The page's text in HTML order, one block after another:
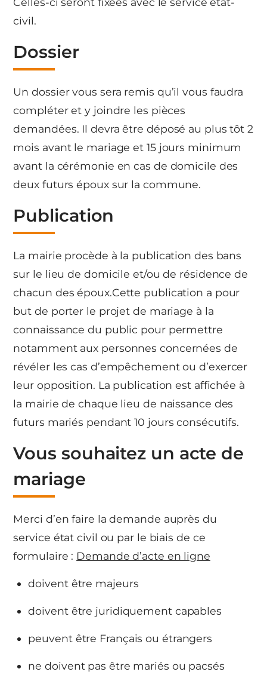
civil.
Dossier
Un dossier vous sera remis qu’il vous faudra
compléter et y joindre les pièces
demandées. Il devra être déposé au plus tôt 2
mois avant le mariage et 15 jours minimum
avant la cérémonie en cas de domicile des
deux futurs époux sur la commune.
Publication
La mairie procède à la publication des bans
sur le lieu de domicile et/ou de résidence de
chacun des époux.Cette publication a pour
but de porter le projet de mariage à la
connaissance du public pour permettre
notamment aux personnes concernées de
révéler les cas d’empêchement ou d’exercer
leur opposition. La publication est affichée à
la mairie de chaque lieu de naissance des
futurs mariés pendant 10 jours consécutifs.
Vous souhaitez un acte de
mariage
Merci d’en faire la demande auprès du
service état civil ou par le biais de ce
formulaire : Demande d’acte en ligne
doivent être majeurs
doivent être juridiquement capables
peuvent être Français ou étrangers
ne doivent pas être mariés ou pacsés